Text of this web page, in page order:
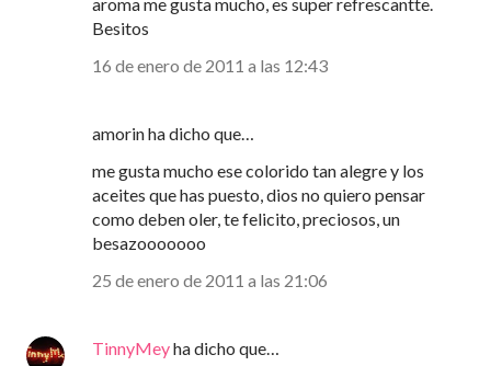
Besitos
16 de enero de 2011 a las 12:43
amorin ha dicho que…
me gusta mucho ese colorido tan alegre y los
aceites que has puesto, dios no quiero pensar
como deben oler, te felicito, preciosos, un
besazooooooo
25 de enero de 2011 a las 21:06
TinnyMeyha dicho que…